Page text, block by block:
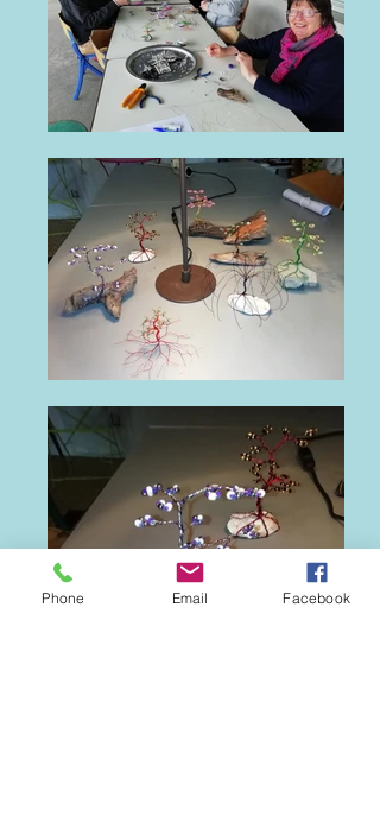
Phone Email Facebook